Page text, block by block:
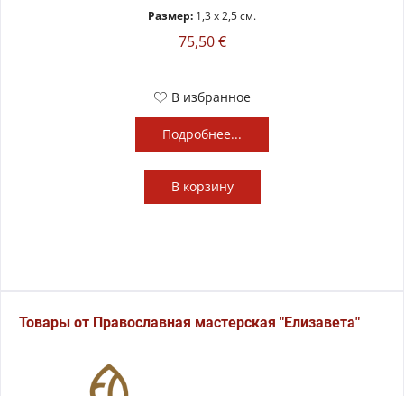
Размер: 1,3 x 2,5 см.
75,50 €
В избранное
Подробнее...
В корзину
Товары от Православная мастерская "Елизавета"